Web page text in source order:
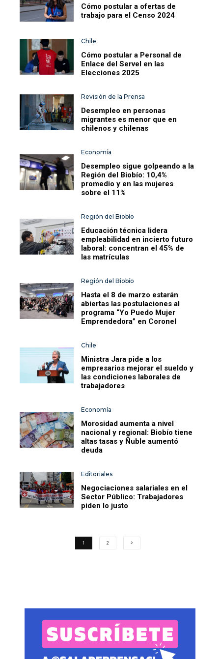
Cómo postular a ofertas de
trabajo para el Censo 2024
Chile
Cómo postular a Personal de
Enlace del Servel en las
Elecciones 2025
Revisión de la Prensa
Desempleo en personas
migrantes es menor que en
chilenos y chilenas
Economía
Desempleo sigue golpeando a la
Región del Biobío: 10,4%
promedio y en las mujeres
sobre el 11%
Región del Biobío
Educación técnica lidera
empleabilidad en incierto futuro
laboral: concentran el 45% de
las matrículas
Región del Biobío
Hasta el 8 de marzo estarán
abiertas las postulaciones al
programa “Yo Puedo Mujer
Emprendedora” en Coronel
Chile
Ministra Jara pide a los
empresarios mejorar el sueldo y
las condiciones laborales de
trabajadores
Economía
Morosidad aumenta a nivel
nacional y regional: Biobío tiene
altas tasas y Ñuble aumentó
deuda
Editoriales
Negociaciones salariales en el
Sector Público: Trabajadores
piden lo justo
1 2